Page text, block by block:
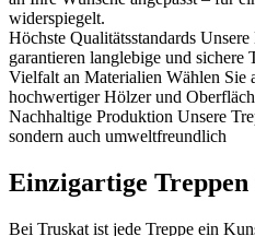
widerspiegelt.
Höchste Qualitätsstandards Unsere
garantieren langlebige und sichere
Vielfalt an Materialien Wählen Sie
hochwertiger Hölzer und
Nachhaltige Produktion Unsere
sondern auch umweltfreundlich
Einzigartige
Bei Truskat ist jede Treppe ein